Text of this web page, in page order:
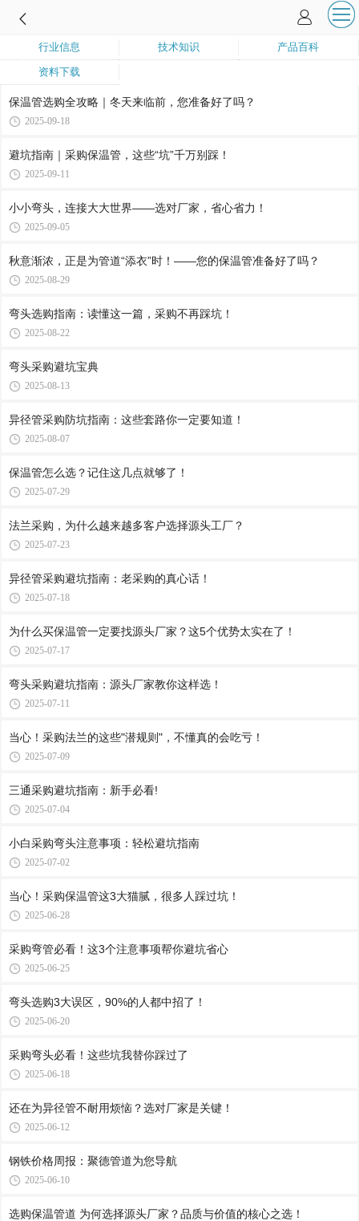
行业信息 技术知识 产品百科
资料下载
保温管选购全攻略｜冬天来临前，您准备好了吗？
2025-09-18
避坑指南｜采购保温管，这些“坑”千万别踩！
2025-09-11
小小弯头，连接大大世界——选对厂家，省心省力！
2025-09-05
秋意渐浓，正是为管道“添衣”时！——您的保温管准备好了吗？
2025-08-29
弯头选购指南：读懂这一篇，采购不再踩坑！
2025-08-22
弯头采购避坑宝典
2025-08-13
异径管采购防坑指南：这些套路你一定要知道！
2025-08-07
保温管怎么选？记住这几点就够了！
2025-07-29
法兰采购，为什么越来越多客户选择源头工厂？
2025-07-23
异径管采购避坑指南：老采购的真心话！
2025-07-18
为什么买保温管一定要找源头厂家？这5个优势太实在了！
2025-07-17
弯头采购避坑指南：源头厂家教你这样选！
2025-07-11
当心！采购法兰的这些"潜规则"，不懂真的会吃亏！
2025-07-09
三通采购避坑指南：新手必看!
2025-07-04
小白采购弯头注意事项：轻松避坑指南
2025-07-02
当心！采购保温管这3大猫腻，很多人踩过坑！
2025-06-28
采购弯管必看！这3个注意事项帮你避坑省心
2025-06-25
弯头选购3大误区，90%的人都中招了！
2025-06-20
采购弯头必看！这些坑我替你踩过了
2025-06-18
还在为异径管不耐用烦恼？选对厂家是关键！
2025-06-12
钢铁价格周报：聚德管道为您导航
2025-06-10
选购保温管道 为何选择源头厂家？品质与价值的核心之选！